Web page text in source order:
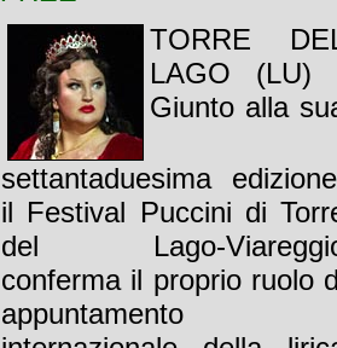
TORRE
LAGO (LU)
Giunto alla
settantaduesima
il Festival Puccini di
del Lago-
conferma il proprio ruolo
appuntamento